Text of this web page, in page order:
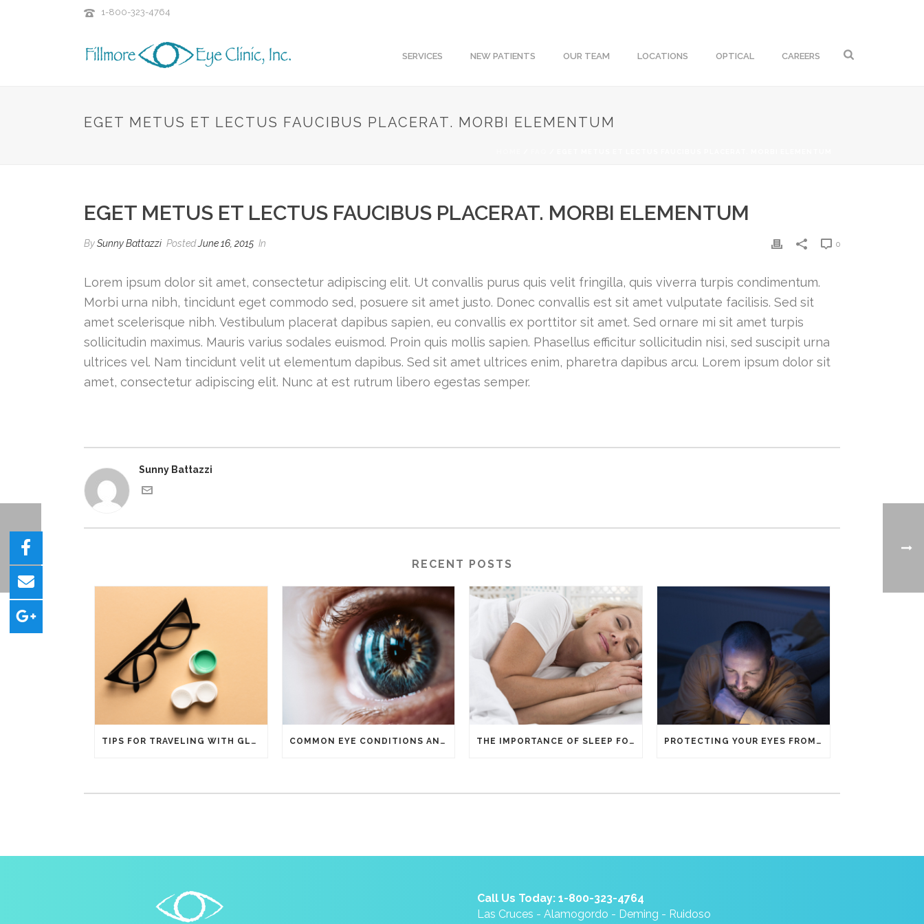
1-800-323-4764
SERVICES NEW PATIENTS OUR TEAM LOCATIONS OPTICAL CAREERS
EGET METUS ET LECTUS FAUCIBUS PLACERAT. MORBI ELEMENTUM
EGET METUS ET LECTUS FAUCIBUS PLACERAT. MORBI ELEMENTUM
BySunny Battazzi PostedJune 16, 2015 In 0
Lorem ipsum dolor sit amet, consectetur adipiscing elit. Ut convallis purus quis velit fringilla, quis viverra turpis condimentum.
Morbi urna nibh, tincidunt eget commodo sed, posuere sit amet justo. Donec convallis est sit amet vulputate facilisis. Sed sit
amet scelerisque nibh. Vestibulum placerat dapibus sapien, eu convallis ex porttitor sit amet. Sed ornare mi sit amet turpis
sollicitudin maximus. Mauris varius sodales euismod. Proin quis mollis sapien. Phasellus efficitur sollicitudin nisi, sed suscipit urna
ultrices vel. Nam tincidunt velit ut elementum dapibus. Sed sit amet ultrices enim, pharetra dapibus arcu. Lorem ipsum dolor sit
amet, consectetur adipiscing elit. Nunc at est rutrum libero egestas semper.
Sunny Battazzi
RECENT POSTS
TIPS FOR TRAVELING WITH GLASSES OR CONTACTS COMMON EYE CONDITIONS AND THEIR SYMPTOMS THE IMPORTANCE OF SLEEP FOR EYE HEALTH PROTECTING YOUR EYES FROM DIGITAL SCREEN FATIGUE
Call Us Today: 1-800-323-4764
Las Cruces - Alamogordo - Deming - Ruidoso